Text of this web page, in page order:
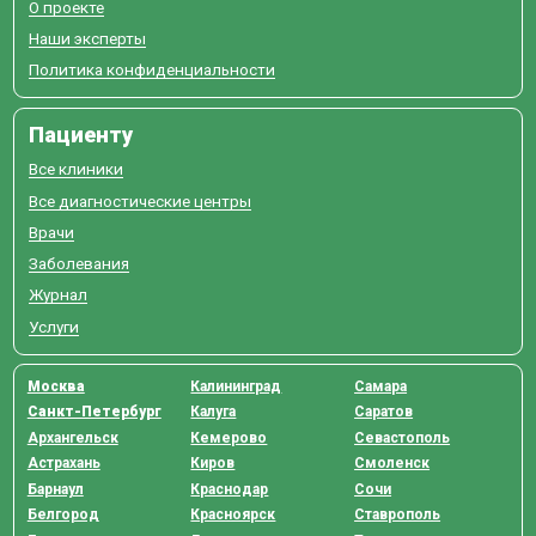
О проекте
Наши эксперты
Политика конфиденциальности
Пациенту
Все клиники
Все диагностические центры
Врачи
Заболевания
Журнал
Услуги
Москва
Санкт-Петербург
Архангельск
Астрахань
Барнаул
Белгород
Калининград
Калуга
Кемерово
Киров
Краснодар
Красноярск
Самара
Саратов
Севастополь
Смоленск
Сочи
Ставрополь